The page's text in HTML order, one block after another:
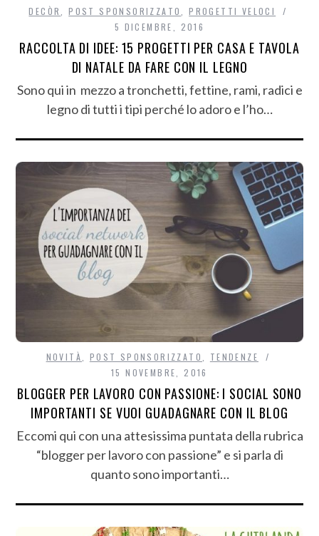
DECÒR ,POST SPONSORIZZATO ,PROGETTI VELOCI
5 DICEMBRE, 2016
RACCOLTA DI IDEE: 15 PROGETTI PER CASA E TAVOLA
DI NATALE DA FARE CON IL LEGNO
Sono qui in mezzo a tronchetti, fettine, rami, radici e
legno di tutti i tipi perché lo adoro e l’ho…
NOVITÀ POST SPONSORIZZATO
TENDENZE
15 NOVEMBRE, 2016
BLOGGER PER LAVORO CON PASSIONE: I SOCIAL SONO
IMPORTANTI SE VUOI GUADAGNARE CON IL BLOG
Eccomi qui con una attesissima puntata della rubrica
“blogger per lavoro con passione” e si parla di
quanto sono importanti…